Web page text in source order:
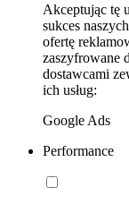
Akceptując tę
sukces
ofertę
zaszyfrowane
dostawcami
ich usług:
Google Ads
Performance